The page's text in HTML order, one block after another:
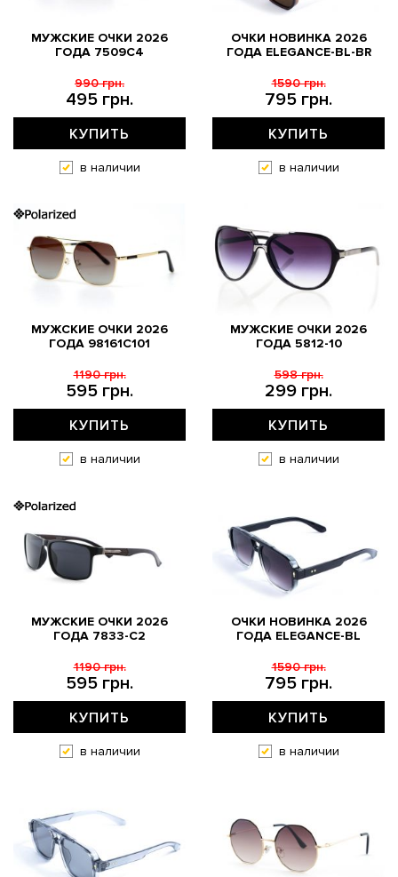
МУЖСКИЕ ОЧКИ 2026
ГОДА 7509C4
495 грн.
990 грн.
КУПИТЬ
в наличии
ОЧКИ НОВИНКА 2026
ГОДА ELEGANCE-BL-BR
795 грн.
1590 грн.
КУПИТЬ
в наличии
МУЖСКИЕ ОЧКИ 2026
ГОДА 98161C101
595 грн.
1190 грн.
КУПИТЬ
в наличии
МУЖСКИЕ ОЧКИ 2026
ГОДА 5812-10
299 грн.
598 грн.
КУПИТЬ
в наличии
МУЖСКИЕ ОЧКИ 2026
ГОДА 7833-С2
595 грн.
1190 грн.
КУПИТЬ
в наличии
ОЧКИ НОВИНКА 2026
ГОДА ELEGANCE-BL
795 грн.
1590 грн.
КУПИТЬ
в наличии